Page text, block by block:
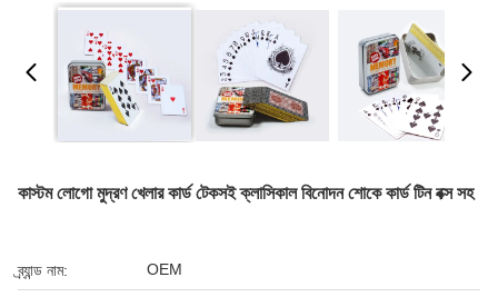
কাস্টম লোগো মুদ্রণ খেলার কার্ড টেকসই ক্লাসিকাল বিনোদন শোকে কার্ড টিন বক্স সহ
ব্র্যান্ড নাম: OEM